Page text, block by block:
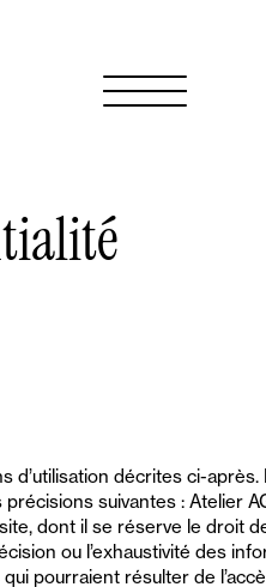
d’utilisation décrites ci-
suivantes : Atelier
dont il se réserve le droit
ou l’exhaustivité des
pourraient résulter de